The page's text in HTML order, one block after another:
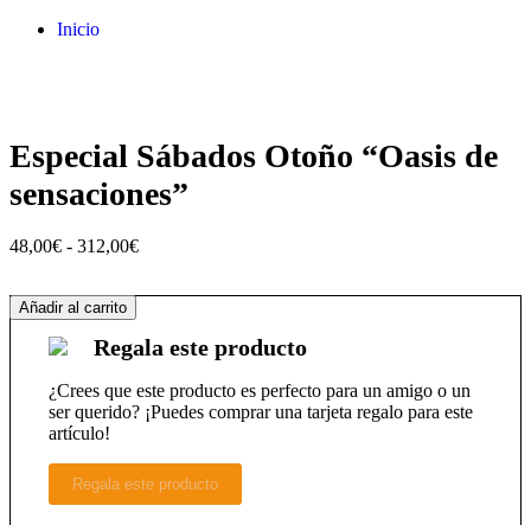
Inicio
Especial Sábados Otoño “Oasis de
sensaciones”
48,00€ - 312,00€Gama
312,00€
Especial
Sábados
Otoño
sensaciones”
cantidad
Añadir al carrito
Regala este producto
¿Crees que este producto es perfecto para un amigo o un
ser querido? ¡Puedes comprar una tarjeta regalo para este
artículo!
Regala este producto